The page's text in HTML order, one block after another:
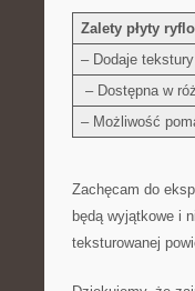
Zalety płyty
– ⁣Dodaje
– Dostępna ⁣w
– ⁢Możliwość⁤
Zachęcam do
będą‌ wyjątkowe i
teksturowanej